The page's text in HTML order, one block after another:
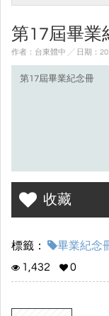
第17屆畢業
作者：台東體中 ╱ 日期：
第17屆畢業紀念冊
收藏
標籤：
畢業紀念
1,432
0